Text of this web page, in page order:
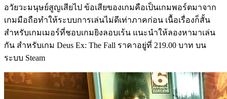
อวัยวะมนุษย์สูญเสียไป ข้อเสียของเกมคือเป็นเกมพอร์ตมาจาก
เกมมือถือทำให้ระบบการเล่นไม่ดีเท่าภาคก่อน เนื้อเรื่องก็สั้น
สำหรับเกมเมอร์ที่ชอบเกมยิงลอบเร้น แนะนำให้ลองหามาเล่น
กัน สำหรับเกม Deus Ex: The Fall ราคาอยู่ที่ 219.00 บาท บน
ระบบ Steam